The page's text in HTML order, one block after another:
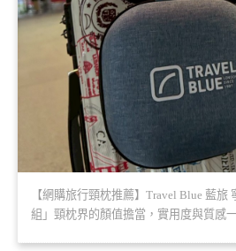
【網購旅行頸枕推薦】Travel Blue 藍旅
組」頸枕界的顏值擔當，實用度與質感